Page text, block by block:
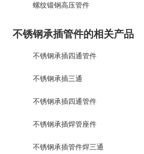
螺纹锻钢高压管件
不锈钢承插管件的相关产品
不锈钢承插四通管件
不锈钢承插三通
不锈钢承插四通管件
不锈钢承插焊管座件
不锈钢承插管件焊三通